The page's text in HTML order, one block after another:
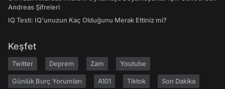
Andreas Şifreleri
IQ Testi: IQ'unuzun Kaç Olduğunu Merak Ettiniz mi?
Keşfet
Twitter Deprem Zam Youtube
Günlük Burç Yorumları A101 Tiktok Son Dakika